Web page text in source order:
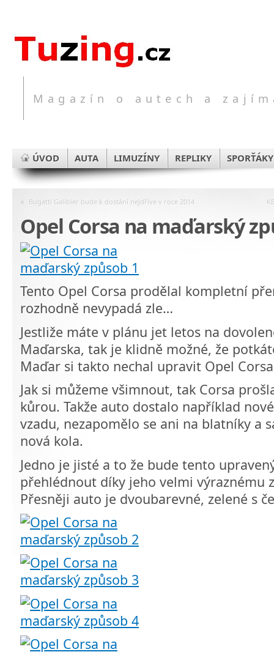
Magazín o autech a
ÚVOD AUTA LIMUZÍNY REPLIKY SPORŤÁKY
« Bugatti Galibier bude k dostání nejdříve v roce 2014
Opel Corsa na maďarský
Tento Opel Corsa prodělal kompletní
rozhodně nevypadá zle…
Jestliže máte v plánu jet letos na
Maďarska, tak je klidně možné, že
Maďar si takto nechal upravit Opel
Jak si můžeme všimnout, tak Corsa
kůrou. Takže auto dostalo například
vzadu, nezapomělo se ani na blatníky a
nová kola.
Jedno je jisté a to že bude tento
přehlédnout díky jeho velmi výraznému
Přesněji auto je dvoubarevné, zelené s